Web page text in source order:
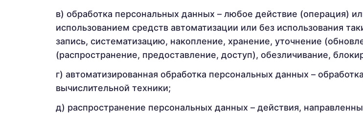
обработка персональных данных – любое действие (операция)
использованием средств автоматизации или без использования
запись, систематизацию, накопление, хранение, уточнение
(распространение, предоставление, доступ), обезличивание,
автоматизированная обработка персональных данных –
вычислительной техники;
распространение персональных данных – действия,